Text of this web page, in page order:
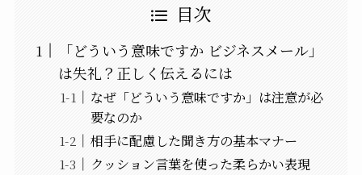
目次
「どういう意味ですか ビジネスメール」
は失礼？正しく伝えるには
なぜ「どういう意味ですか」は注意が必
要なのか
相手に配慮した聞き方の基本マナー
クッション言葉を使った柔らかい表現